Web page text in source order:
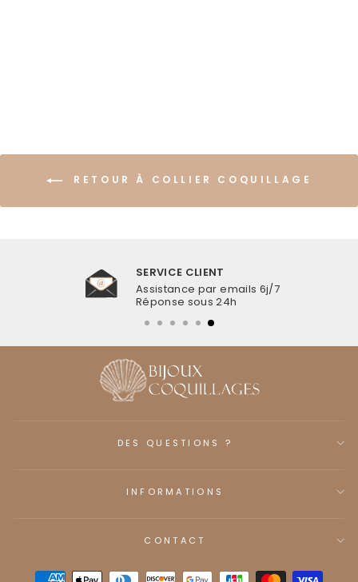
RETOUR À COLLIER COQUILLAGE
SERVICE CLIENT
Assistance par emails 6j/7
Réponse sous 24h
DES QUESTIONS ?
INFORMATIONS
CONTACT